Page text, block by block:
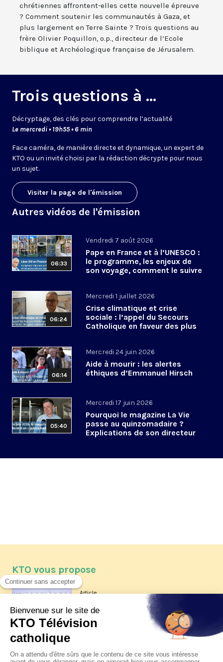
chrétiennes affrontent-elles cette nouvelle épreuve
? Comment soutenir les communautés à Gaza, et
plus largement en Terre Sainte ? Trois questions au
frère Olivier Poquillon, o.p., directeur de l’Ecole
biblique et Archéologique française de Jérusalem.
Trois questions à ...
Décryptage, des clés pour comprendre l’actualité
Le mercredi • 19h55 • 6 min
Face caméra, de manière directe et dynamique, un expert de
KTO ou un invité choisi par la rédaction décrypte pour nous
un sujet.
Visiter la page de l'émission
Autres vidéos de l'émission
06:33
Vendredi 7 août 2026
Pape en France et à l’UNESCO :
le programme, les enjeux de
son voyage, comment le suivre
06:24
Mercredi 1 juillet 2026
Crise climatique et crise
sociale : l’appel du Secours
Catholique en faveur des plus
vulnérables
06:14
Mercredi 24 juin 2026
Aide à mourir : les alertes
éthiques d’Emmanuel Hirsch
05:40
Mercredi 17 juin 2026
Pourquoi le magazine La Vie
passe au quinzomadaire ?
Explications de son directeur
de la rédaction
KTO vous propose
Article
Les reportages d'été 2026 de KTO
La visite pastorale du pape Léon
XIV à Assise à suivre sur KTO le